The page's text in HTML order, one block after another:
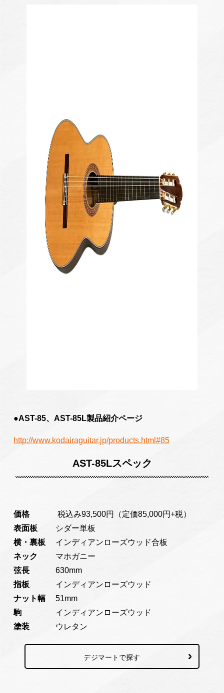
●AST-85、AST-85L製品紹介ページ
http://www.kodairaguitar.jp/products.html#85
AST-85Lスペック
価格税込み93,500円（定価85,000円+税）
表面板 シダー単板
横・裏板 インディアンローズウッド合板
ネック
マホガニー
弦長 630mm
指板 インディアンローズウッド
ナット幅 51mm
駒 インディアンローズウッド
塗装 ウレタン
デジマートで探す